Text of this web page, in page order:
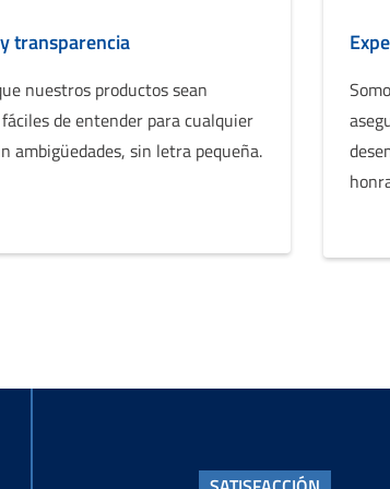
transparencia
nuestros productos sean
de entender para cualquier
ambigüedades, sin letra pequeña.